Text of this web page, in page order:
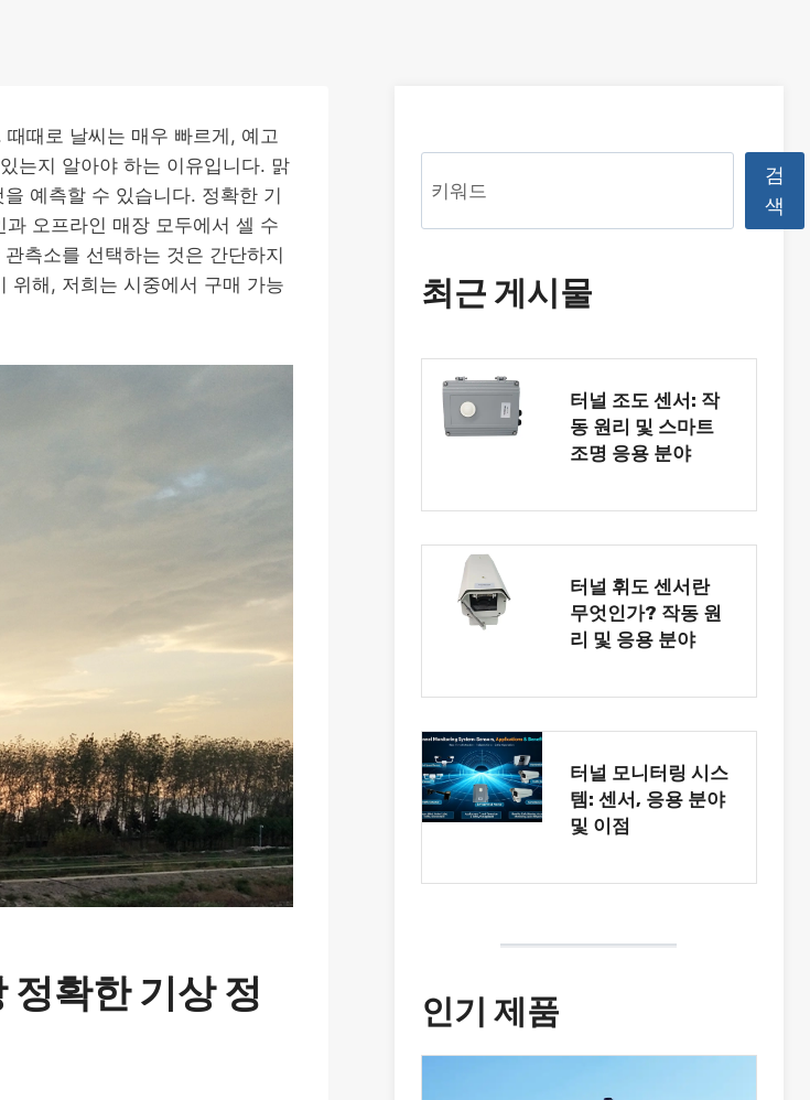
때로 날씨는 매우 빠르게, 예고
는지 알아야 하는 이유입니다. 맑
예측할 수 있습니다. 정확한 기
오프라인 매장 모두에서 셀 수
측소를 선택하는 것은 간단하지
위해, 저희는 시중에서 구매 가능
정확한 기상 정
색
검
색
최근 게시물
터널 조도 센서: 작
동 원리 및 스마트
조명 응용 분야
터널 휘도 센서란
무엇인가? 작동 원
리 및 응용 분야
터널 모니터링 시스
템: 센서, 응용 분야
및 이점
인기 제품